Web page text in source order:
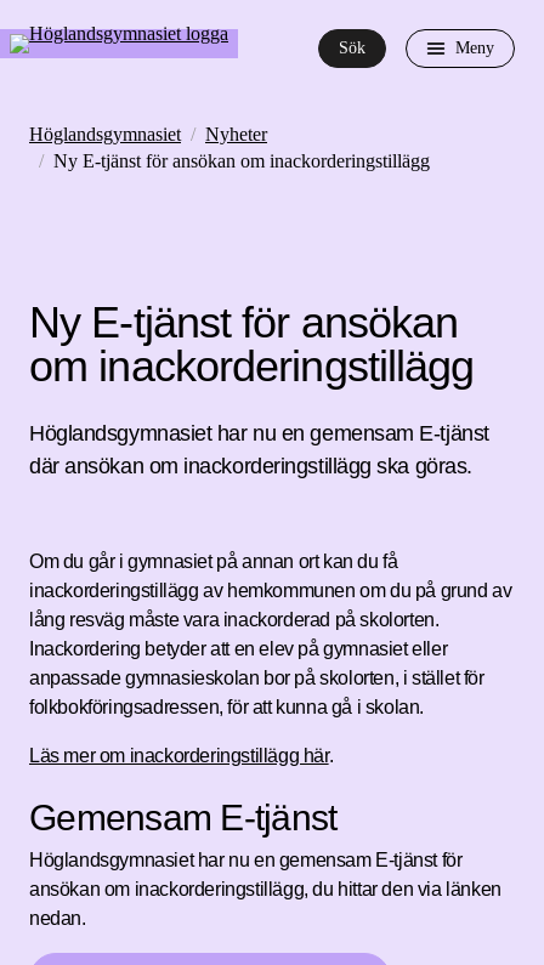
Sök Meny
Höglandsgymnasiet / Nyheter
/ Ny E-tjänst för ansökan om inackorderingstillägg
Ny E-tjänst för ansökan
om inackorderingstillägg
Höglandsgymnasiet har nu en gemensam E-tjänst
där ansökan om inackorderingstillägg ska göras.
Om du går i gymnasiet på annan ort kan du få
inackorderingstillägg av hemkommunen om du på grund av
lång resväg måste vara inackorderad på skolorten.
Inackordering betyder att en elev på gymnasiet eller
anpassade gymnasieskolan bor på skolorten, i stället för
folkbokföringsadressen, för att kunna gå i skolan.
Läs mer om inackorderingstillägg här.
Gemensam E-tjänst
Höglandsgymnasiet har nu en gemensam E-tjänst för
ansökan om inackorderingstillägg, du hittar den via länken
nedan.